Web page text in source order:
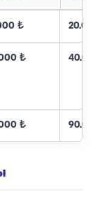
₺ 20.000
₺
₺